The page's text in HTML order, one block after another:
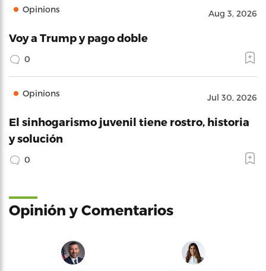
Opinions Aug 3, 2026
Voy a Trump y pago doble
0
Opinions Jul 30, 2026
El sinhogarismo juvenil tiene rostro, historia
y solución
0
Opinión y Comentarios